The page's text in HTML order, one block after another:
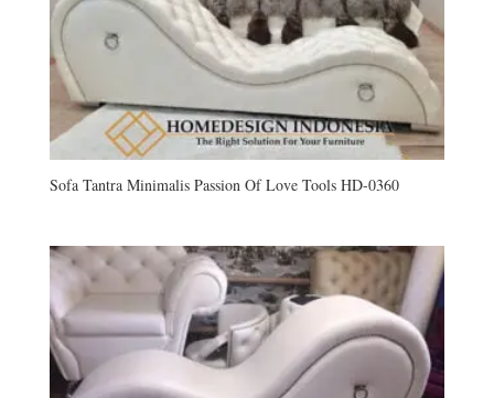
Sofa Tantra Minimalis Passion Of Love Tools HD-0360